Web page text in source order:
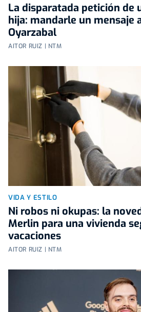
La disparatada petición de
hija: mandarle un mensaje
Oyarzabal
AITOR RUIZ | NTM
VIDA Y ESTILO
Ni robos ni okupas: la
Merlin para una vivienda
vacaciones
AITOR RUIZ | NTM